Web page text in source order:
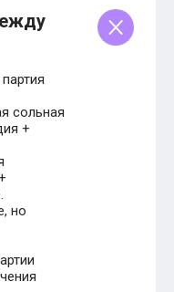
сольная
+
но